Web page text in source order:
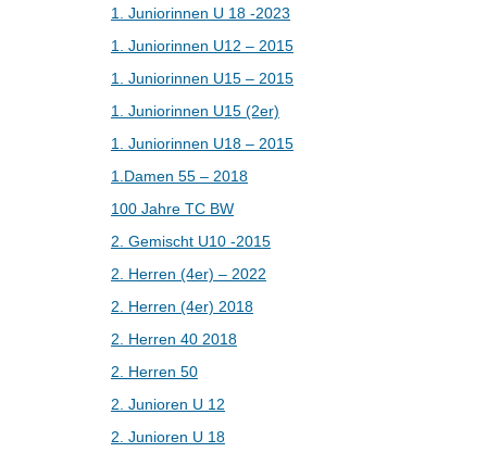
1. Juniorinnen U 18 -2023
1. Juniorinnen U12 – 2015
1. Juniorinnen U15 – 2015
1. Juniorinnen U15 (2er)
1. Juniorinnen U18 – 2015
1.Damen 55 – 2018
100 Jahre TC BW
2. Gemischt U10 -2015
2. Herren (4er) – 2022
2. Herren (4er) 2018
2. Herren 40 2018
2. Herren 50
2. Junioren U 12
2. Junioren U 18